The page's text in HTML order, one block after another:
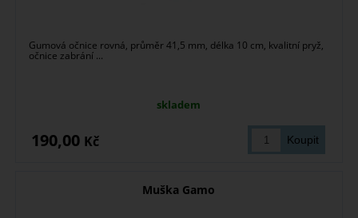
Gumová očnice rovná, průměr 41,5 mm, délka 10 cm, kvalitní pryž,
očnice zabrání ...
skladem
190,00 Kč
Muška Gamo